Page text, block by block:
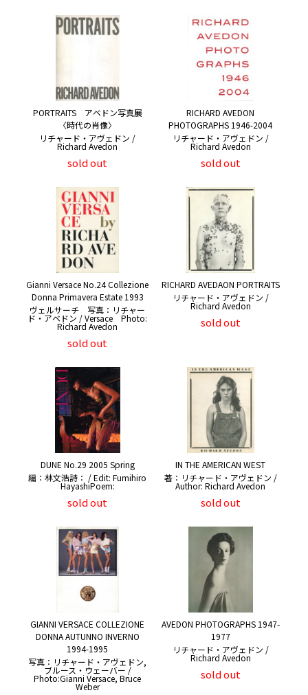
PORTRAITS アベドン写真展
〈時代の肖像〉
リチャード・アヴェドン /
Richard Avedon
sold out
RICHARD AVEDON
PHOTOGRAPHS 1946-2004
リチャード・アヴェドン /
Richard Avedon
sold out
Gianni Versace No.24 Collezione
Donna Primavera Estate 1993
ヴェルサーチ 写真：リチャー
ド・アベドン / Versace Photo:
Richard Avedon
sold out
RICHARD AVEDAON PORTRAITS
リチャード・アヴェドン /
Richard Avedon
sold out
DUNE No.29 2005 Spring
編：林文浩詩： / Edit: Fumihiro
HayashiPoem:
sold out
IN THE AMERICAN WEST
著：リチャード・アヴェドン /
Author: Richard Avedon
sold out
GIANNI VERSACE COLLEZIONE
DONNA AUTUNNO INVERNO
1994-1995
写真：リチャード・アヴェドン,
ブルース・ウェーバー /
Photo:Gianni Versace, Bruce
Weber
AVEDON PHOTOGRAPHS 1947-
1977
リチャード・アヴェドン /
Richard Avedon
sold out